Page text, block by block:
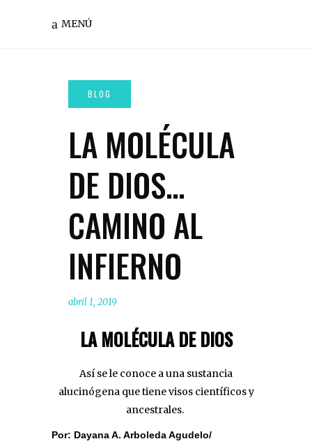
MENÚ
LA MOLÉCULA
DE DIOS…
CAMINO AL
INFIERNO
abril 1, 2019
LA MOLÉCULA DE DIOS
Así se le conoce a una sustancia
alucinógena que tiene visos científicos y
ancestrales.
Por: Dayana A. Arboleda Agudelo/